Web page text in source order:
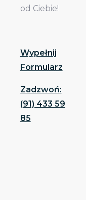
od Ciebie!
Wypełnij
Formularz
Zadzwoń:
(91) 433 59
85